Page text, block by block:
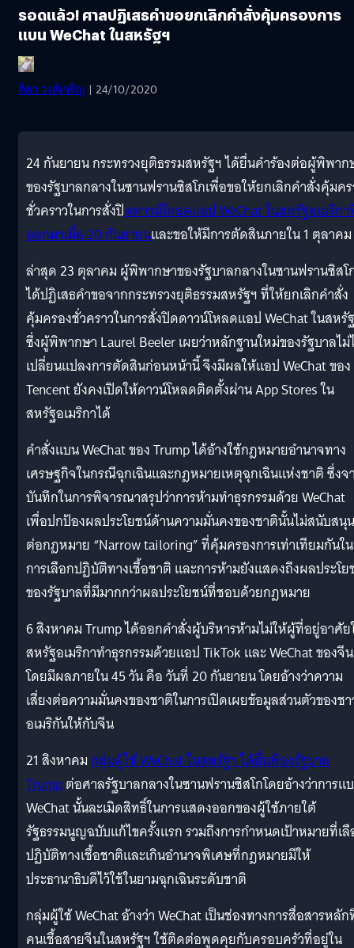
รอดแล้ว! ศาลปฏิเสธคำขอยกเลิกคำสั่งคุ้มครองการ
แบน WeChat ในสหรัฐฯ
ศิลา วงศ์เจริญ | 24/10/2020
24 กันยายน กระทรวงยุติธรรมสหรัฐฯ ได้ยื่นคำร้องต่อผู้พิพาก
ของรัฐบาลกลางในซานฟรานซิสโกเพื่อขอให้ยกเลิกคำสั่งคุ้มค
ชั่วคราวในการสั่งปิดดาวน์โหลดแอป WeChat ในสหรัฐอเมริก
ออกมาเมื่อ 20 กันยายนและขอให้มีการตัดสินภายใน 1 ตุลาคม
ล่าสุด 23 ตุลาคม ผู้พิพากษาของรัฐบาลกลางในซานฟรานซิสโ
ได้ปฏิเสธคำขอจากกระทรวงยุติธรรมสหรัฐฯ ที่ให้ยกเลิกคำสั่ง
คุ้มครองชั่วคราวในการสั่งปิดดาวน์โหลดแอป WeChat ในสหรั
ซึ่งผู้พิพากษา Laurel Beeler เผยว่าหลักฐานใหม่ของรัฐบาลไม่
เปลี่ยนแปลงการตัดสินก่อนหน้านี้ จึงมีผลให้แอป WeChat ของ
Tencent ยังคงเปิดให้ดาวน์โหลดติดตั้งผ่าน App Stores ใน
สหรัฐอเมริกาได้
คำสั่งแบน WeChat ของ Trump ได้อ้างใช้กฎหมายอำนาจทาง
เศรษฐกิจในกรณีฉุกเฉินและกฎหมายเหตุฉุกเฉินแห่งชาติ ซึ่งจ
บันทึกในการพิจารณาสรุปว่าการห้ามทำธุรกรรมด้วย WeChat
เพื่อปกป้องผลประโยชน์ด้านความมั่นคงของชาตินั้นไม่สนับสนุน
ต่อกฎหมาย “Narrow tailoring” ที่คุ้มครองการเท่าเทียมกันใน
การเลือกปฏิบัติทางเชื้อชาติ และการห้ามยังแสดงถึงผลประโ
ของรัฐบาลที่มีมากกว่าผลประโยชน์ที่ชอบด้วยกฎหมาย
6 สิงหาคม Trump ได้ออกคำสั่งผู้บริหารห้ามไม่ให้ผู้ที่อยู่อาศัย
สหรัฐอเมริกาทำธุรกรรมด้วยแอป TikTok และ WeChat ของจีน
โดยมีผลภายใน 45 วัน คือ วันที่ 20 กันยายน โดยอ้างว่าความ
เสี่ยงต่อความมั่นคงของชาติในการเปิดเผยข้อมูลส่วนตัวของช
อเมริกันให้กับจีน
21 สิงหาคมกลุ่มผู้ใช้ WeChat ในสหรัฐฯ ได้ยื่นฟ้องรัฐบาล
Trumpต่อศาลรัฐบาลกลางในซานฟรานซิสโกโดยอ้างว่าการแ
WeChat นั้นละเมิดสิทธิ์ในการแสดงออกของผู้ใช้ภายใต้
รัฐธรรมนูญฉบับแก้ไขครั้งแรก รวมถึงการกำหนดเป้าหมายที่เ
ปฏิบัติทางเชื้อชาติและเกินอำนาจพิเศษที่กฎหมายมีให้
ประธานาธิบดีไว้ใช้ในยามฉุกเฉินระดับชาติ
กลุ่มผู้ใช้ WeChat อ้างว่า WeChat เป็นช่องทางการสื่อสารหลั
คนเชื้อสายจีนในสหรัฐฯ ใช้ติดต่อพูดคุยกับครอบครัวที่อยู่ใน